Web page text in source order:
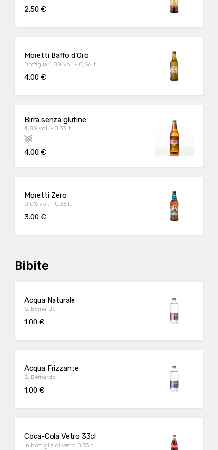
2.50 €
Moretti Baffo d'Oro
Bottiglia 4,8% vol. - 0,66 lt
4.00 €
Birra senza glutine
4,8% vol. - 0,33 lt
4.00 €
Moretti Zero
0,0% vol. - 0,33 lt
3.00 €
Bibite
Acqua Naturale
S. Bernardo
1.00 €
Acqua Frizzante
S. Bernardo
1.00 €
Coca-Cola Vetro 33cl
In bottiglia di vetro 0,33 lt